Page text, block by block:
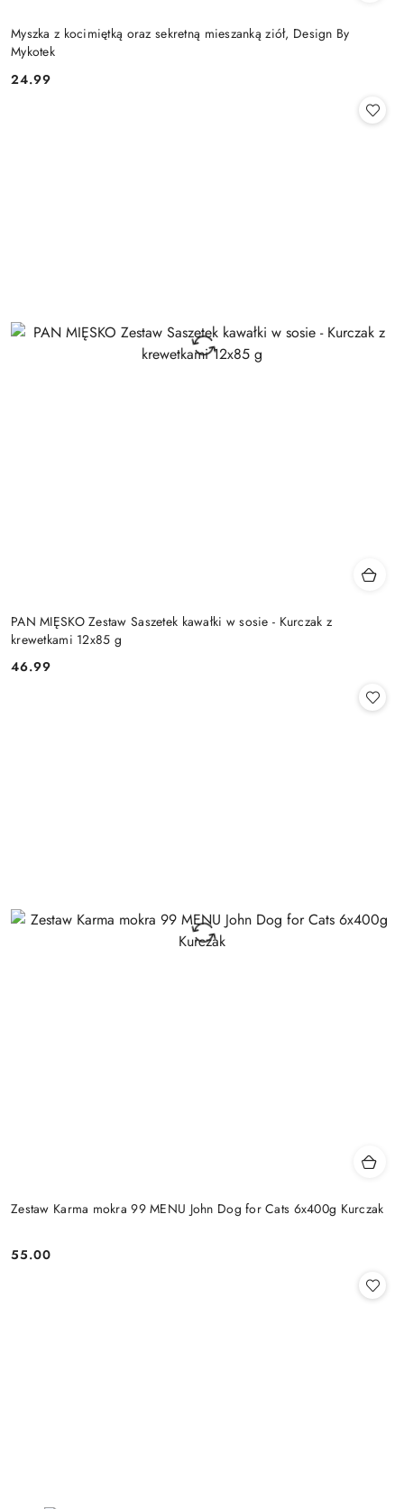
Myszka z kocimiętką oraz sekretną mieszanką ziół, Design By
Mykotek
Cena:
24.99
PAN MIĘSKO Zestaw Saszetek kawałki w sosie - Kurczak z
krewetkami 12x85 g
Cena:
46.99
Zestaw Karma mokra 99 MENU John Dog for Cats 6x400g Kurczak
Cena:
55.00